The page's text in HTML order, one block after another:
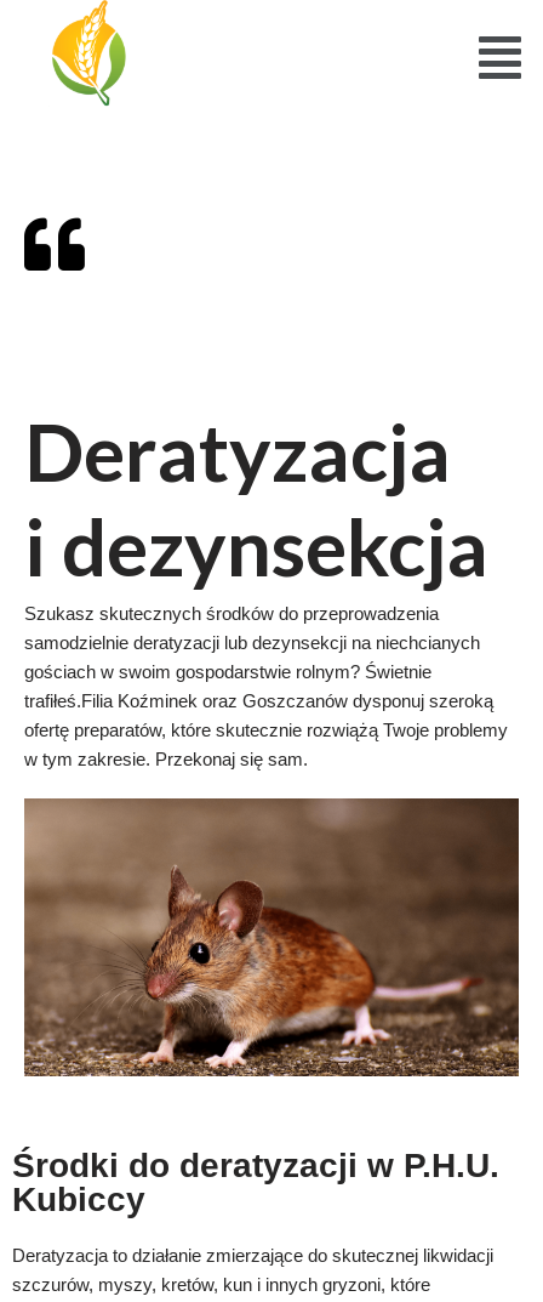
Deratyzacja
i dezynsekcja
Szukasz skutecznych środków do przeprowadzenia
samodzielnie deratyzacji lub dezynsekcji na niechcianych
gościach w swoim gospodarstwie rolnym? Świetnie
trafiłeś.Filia Koźminek oraz Goszczanów dysponuj szeroką
ofertę preparatów, które skutecznie rozwiążą Twoje problemy
w tym zakresie. Przekonaj się sam.
Środki do deratyzacji w P.H.U.
Kubiccy
Deratyzacja to działanie zmierzające do skutecznej likwidacji
szczurów, myszy, kretów, kun i innych gryzoni, które